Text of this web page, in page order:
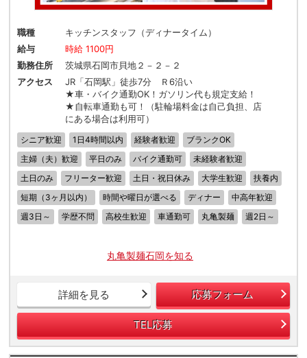
職種
キッチンスタッフ（ディナータイム）
給与
時給 1100円
勤務住所
茨城県石岡市貝地２－２－２
アクセス
JR「石岡駅」徒歩7分 Ｒ6沿い
★車・バイク通勤OK！ガソリン代も規定支給！
★自転車通勤も可！（駐輪場料金は自己負担、店
にある場合は利用可）
シニア歓迎 1日4時間以内 経験者歓迎
ブランクOK
主婦（夫）歓迎
平日のみ バイク通勤可
未経験者歓迎
土日のみ
フリーター歓迎 土日・祝日休み 大学生歓迎
扶養内
短期（3ヶ月以内）
時間や曜日が選べる ディナー
中高年歓迎
週3日～
学歴不問 高校生歓迎 車通勤可 丸亀製麺 週2日～
丸亀製麺石岡を知る
詳細を見る 応募フォーム
TEL応募